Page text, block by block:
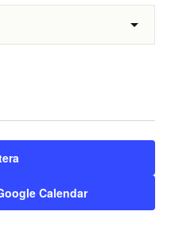
Calendar